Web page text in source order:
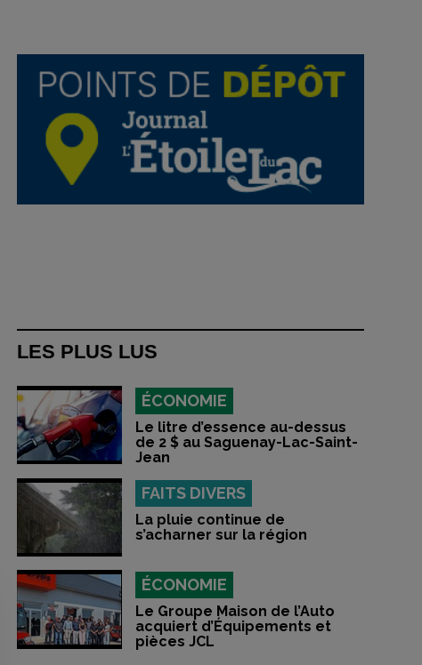
LES PLUS LUS
ÉCONOMIE
Le litre d’essence au-dessus
de 2 $ au Saguenay-Lac-Saint-
Jean
FAITS DIVERS
La pluie continue de
s’acharner sur la région
ÉCONOMIE
Le Groupe Maison de l’Auto
acquiert d’Équipements et
pièces JCL